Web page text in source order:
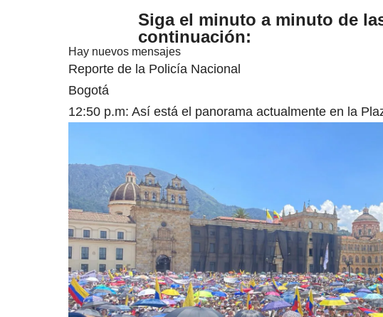
Siga el minuto a minuto de
continuación:
Hay nuevos mensajes
Reporte de la Policía Nacional
Bogotá
12:50 p.m: Así está el panorama actualmente en la